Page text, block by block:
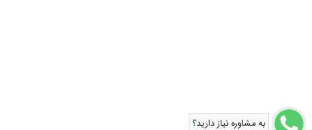
به مشاوره نیاز دارید؟